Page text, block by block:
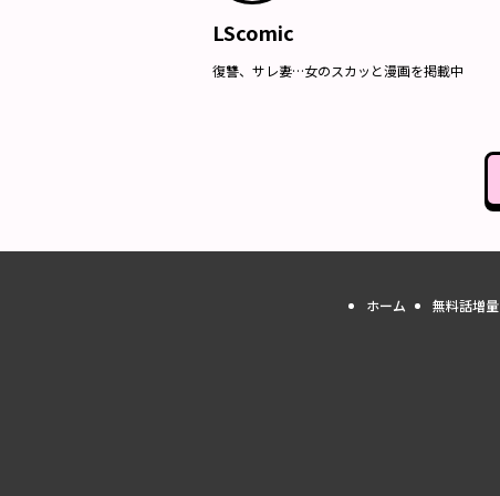
LScomic
復讐、サレ妻…女のスカッと漫画を掲載中
ホーム 無料話増量